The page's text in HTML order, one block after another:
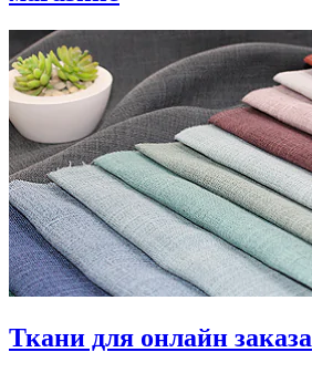
Ткани для онлайн заказа